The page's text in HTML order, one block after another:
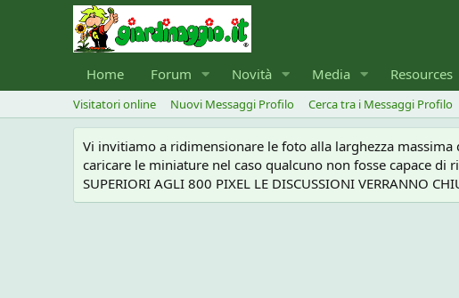
Home Forum Novità Media Resources
Visitatori online Nuovi Messaggi Profilo Cerca tra i Messaggi Profilo
Vi invitiamo a ridimensionare le foto alla larghezza
caricare le miniature nel caso qualcuno non fosse capace di
SUPERIORI AGLI 800 PIXEL LE DISCUSSIONI VERRANNO